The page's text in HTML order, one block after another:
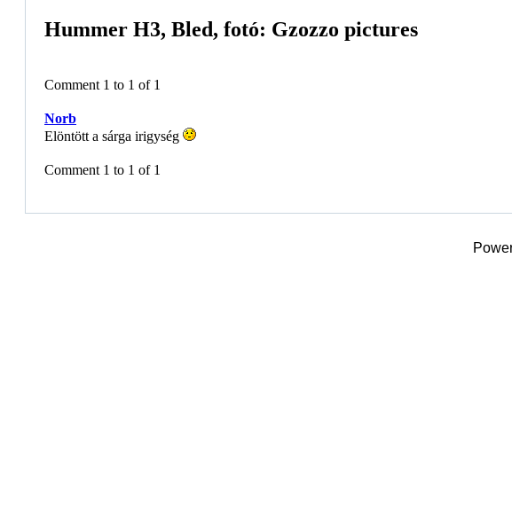
Hummer H3, Bled, fotó: Gzozzo pictures
Comment 1 to 1 of 1
Norb
Elöntött a sárga irigység
Comment 1 to 1 of 1